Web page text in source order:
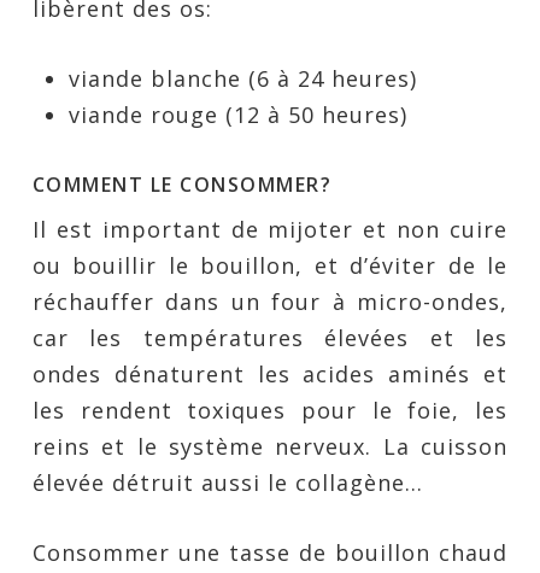
libèrent des os:
viande blanche (6 à 24 heures)
viande rouge (12 à 50 heures)
COMMENT LE CONSOMMER?
Il est important de mijoter et non cuire
ou bouillir le bouillon, et d’éviter de le
réchauffer dans un four à micro-ondes,
car les températures élevées et les
ondes dénaturent les acides aminés et
les rendent toxiques pour le foie, les
reins et le système nerveux. La cuisson
élevée détruit aussi le collagène…
Consommer une tasse de bouillon chaud